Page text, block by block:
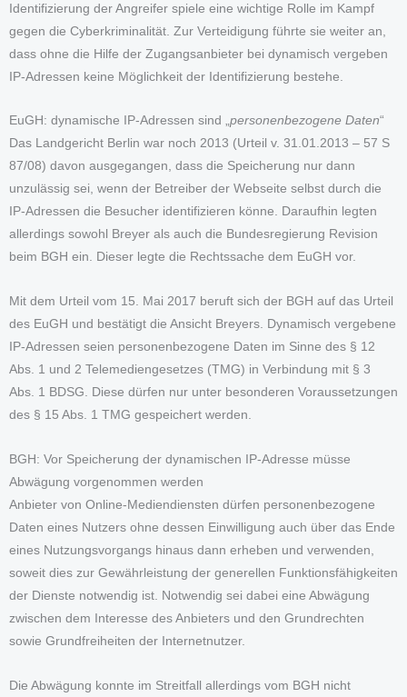
Identifizierung der Angreifer spiele eine wichtige Rolle im Kampf
gegen die Cyberkriminalität. Zur Verteidigung führte sie weiter an,
dass ohne die Hilfe der Zugangsanbieter bei dynamisch vergeben
IP-Adressen keine Möglichkeit der Identifizierung bestehe.
EuGH: dynamische IP-Adressen sind „personenbezogene Daten“
Das Landgericht Berlin war noch 2013 (Urteil v. 31.01.2013 – 57 S
87/08) davon ausgegangen, dass die Speicherung nur dann
unzulässig sei, wenn der Betreiber der Webseite selbst durch die
IP-Adressen die Besucher identifizieren könne. Daraufhin legten
allerdings sowohl Breyer als auch die Bundesregierung Revision
beim BGH ein. Dieser legte die Rechtssache dem EuGH vor.
Mit dem Urteil vom 15. Mai 2017 beruft sich der BGH auf das Urteil
des EuGH und bestätigt die Ansicht Breyers. Dynamisch vergebene
IP-Adressen seien personenbezogene Daten im Sinne des § 12
Abs. 1 und 2 Telemediengesetzes (TMG) in Verbindung mit § 3
Abs. 1 BDSG. Diese dürfen nur unter besonderen Voraussetzungen
des § 15 Abs. 1 TMG gespeichert werden.
BGH: Vor Speicherung der dynamischen IP-Adresse müsse
Abwägung vorgenommen werden
Anbieter von Online-Mediendiensten dürfen personenbezogene
Daten eines Nutzers ohne dessen Einwilligung auch über das Ende
eines Nutzungsvorgangs hinaus dann erheben und verwenden,
soweit dies zur Gewährleistung der generellen Funktionsfähigkeiten
der Dienste notwendig ist. Notwendig sei dabei eine Abwägung
zwischen dem Interesse des Anbieters und den Grundrechten
sowie Grundfreiheiten der Internetnutzer.
Die Abwägung konnte im Streitfall allerdings vom BGH nicht